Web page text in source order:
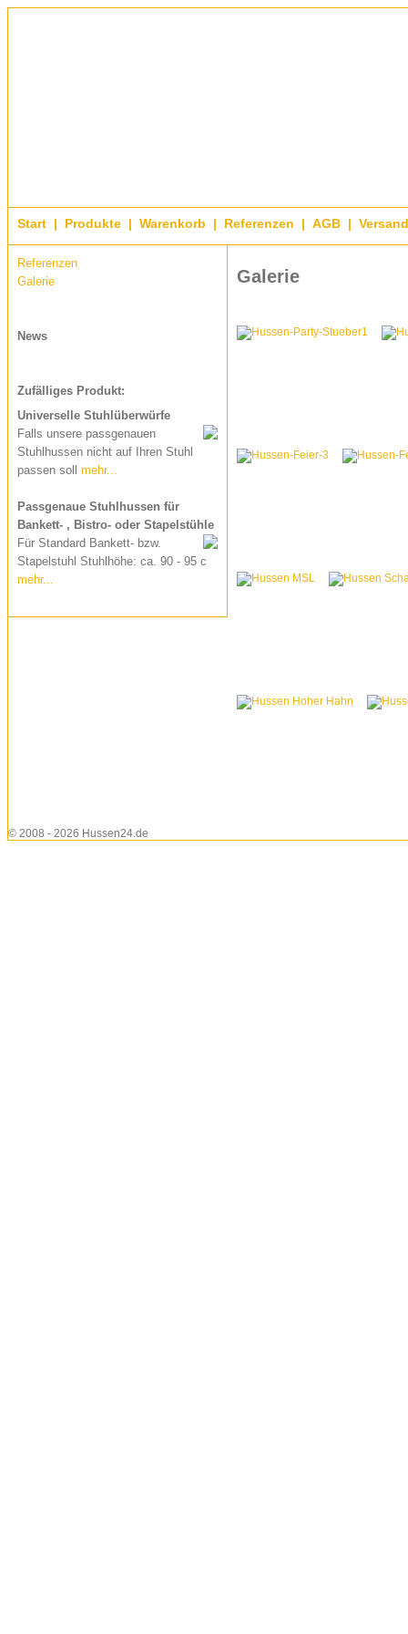
Start | Produkte | Warenkorb | Referenzen | AGB | Versand
Referenzen
Galerie
News
Zufälliges Produkt:
Universelle Stuhlüberwürfe
Falls unsere passgenauen
Stuhlhussen nicht auf Ihren Stuhl
passen soll mehr...
Passgenaue Stuhlhussen für
Bankett- , Bistro- oder Stapelstühle
Für Standard Bankett- bzw.
Stapelstuhl Stuhlhöhe: ca. 90 - 95 c
mehr...
Galerie
© 2008 - 2026 Hussen24.de